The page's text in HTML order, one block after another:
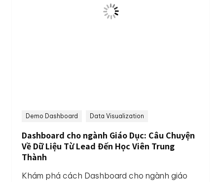
Demo Dashboard Data Visualization
Dashboard cho ngành Giáo Dục: Câu Chuyện
Về Dữ Liệu Từ Lead Đến Học Viên Trung
Thành
Khám phá cách Dashboard cho ngành giáo